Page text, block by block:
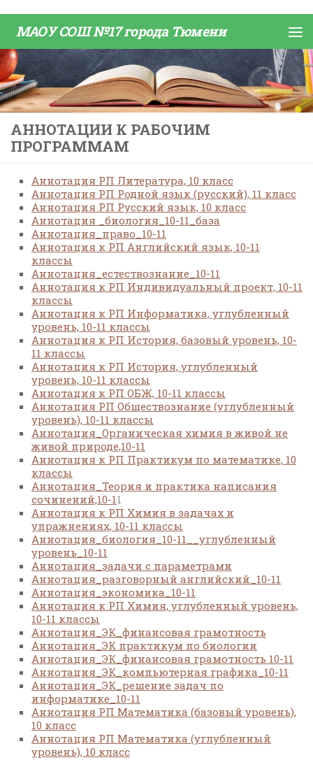
МАОУ СОШ №17 города Тюмени
АННОТАЦИИ К РАБОЧИМ
ПРОГРАММАМ
Аннотация РП Литература, 10 класс
Аннотация РП Родной язык (русский), 11 класс
Аннотация РП Русский язык, 10 класс
Аннотация _биология_10-11_база
Аннотация_право_10-11
Аннотация к РП Английский язык, 10-11
классы
Аннотация_естествознание_10-11
Аннотация к РП Индивидуальный проект, 10-11
классы
Аннотация к РП Информатика, углубленный
уровень, 10-11 классы
Аннотация к РП История, базовый уровень, 10-
11 классы
Аннотация к РП История, углубленный
уровень, 10-11 классы
Аннотация к РП ОБЖ, 10-11 классы
Аннотация РП Обществознание (углубленный
уровень), 10-11 классы
Аннотация_Органическая химия в живой не
живой природе,10-11
Аннотация к РП Практикум по математике, 10
классы
Аннотация_Теория и практика написания
сочинений,10-11
Аннотация к РП Химия в задачах и
упражнениях, 10-11 классы
Аннотация_биология_10-11__углубленный
уровень_10-11
Аннотация_задачи с параметрами
Аннотация_разговорный английский_10-11
Аннотация_экономика_10-11
Аннотация к РП Химия, углубленный уровень,
10-11 классы
Аннотация_ЭК_финансовая грамотность
Аннотация_ЭК практикум по биологии
Аннотация_ЭК_финансовая грамотность 10-11
Аннотация_ЭК_компьютерная графика_10-11
Аннотация_ЭК_решение задач по
информатике_10-11
Аннотация РП Математика (базовый уровень),
10 класс
Аннотация РП Математика (углубленный
уровень), 10 класс